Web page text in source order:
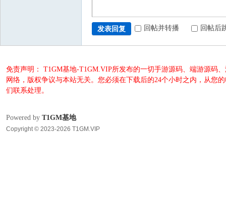
发表回复 回帖并转播 回帖后
免责声明： T1GM基地-T1GM.VIP所发布的一切手游源码、端游源码
网络，版权争议与本站无关。您必须在下载后的24个小时之内，从您
们联系处理。
Powered by T1GM基地
Copyright © 2023-2026 T1GM.VIP